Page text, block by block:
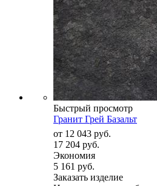
Быстрый просмотр
Гранит Грей Базальт
от 12 043 руб.
17 204 руб.
Экономия
5 161 руб.
Заказать изделие